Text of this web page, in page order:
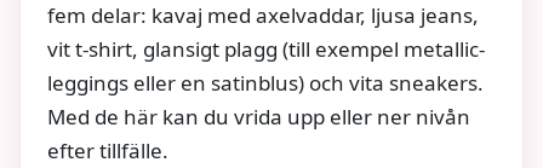
fem delar: kavaj med axelvaddar, ljusa jeans,
vit t-shirt, glansigt plagg (till exempel metallic-
leggings eller en satinblus) och vita sneakers.
Med de här kan du vrida upp eller ner nivån
efter tillfälle.